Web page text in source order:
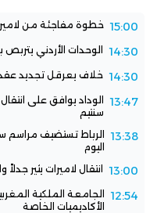
15:00 خطوة مفاجئة من
14:30 الوحدات الأردني يتربص
14:30 خلاف يعرقل تجديد
13:47
سنتيم
13:38
اليوم
13:00 انتقال لاميرات يثير
12:54
الجامعة الملكية
الأكاديميات الخاصة